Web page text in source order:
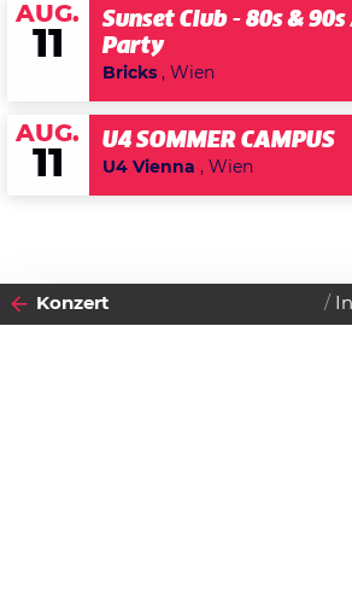
AUG.
11
Sunset Club - 80s &
Party
Bricks , Wien
AUG.
11
U4 SOMMER CAMPUS
U4 Vienna , Wien
Konzert